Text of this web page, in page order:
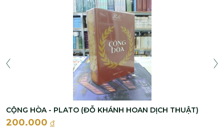
CỘNG HÒA - PLATO (ĐỖ KHÁNH HOAN DỊCH THUẬT)
200.000 đ